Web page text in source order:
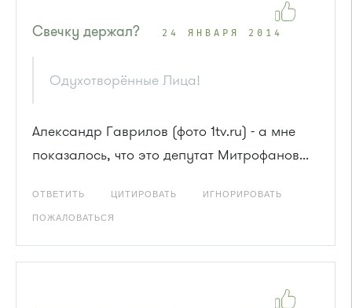
Свечку держал? 24 ЯНВАРЯ 2014
Одухотворённые Лица!
Александр Гаврилов (фото 1tv.ru) - а мне
показалось, что это депутат Митрофанов...
ОТВЕТИТЬ ЦИТИРОВАТЬ ИГНОРИРОВАТЬ
ПОЖАЛОВАТЬСЯ